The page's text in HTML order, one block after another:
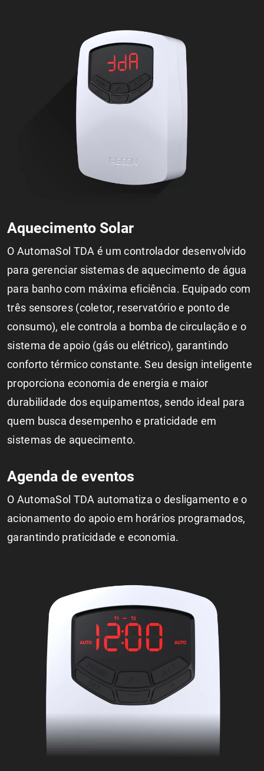
Aquecimento Solar
O AutomaSol TDA é um controlador desenvolvido
para gerenciar sistemas de aquecimento de água
para banho com máxima eficiência. Equipado com
três sensores (coletor, reservatório e ponto de
consumo), ele controla a bomba de circulação e o
sistema de apoio (gás ou elétrico), garantindo
conforto térmico constante. Seu design inteligente
proporciona economia de energia e maior
durabilidade dos equipamentos, sendo ideal para
quem busca desempenho e praticidade em
sistemas de aquecimento.
Agenda de eventos
O AutomaSol TDA automatiza o desligamento e o
acionamento do apoio em horários programados,
garantindo praticidade e economia.